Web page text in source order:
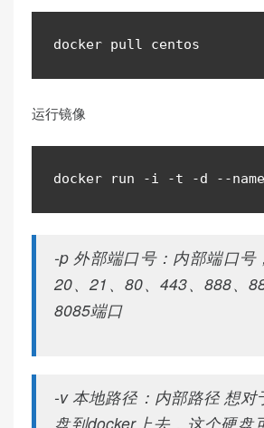
docker pull centos
运行镜像
docker run -i -t -d --
-p 外部端口号：内部端口号
20、21、80、443、888、
8085端口
-v 本地路径：内部路径 想对
盘到docker上去，这个硬盘